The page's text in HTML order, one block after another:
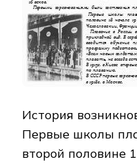
История
Первые школы
второй половине